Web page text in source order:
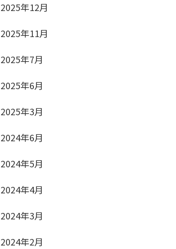
2025年12月
2025年11月
2025年7月
2025年6月
2025年3月
2024年6月
2024年5月
2024年4月
2024年3月
2024年2月